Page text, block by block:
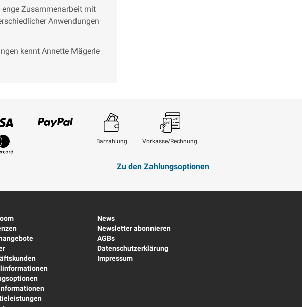
Zusammenarbeit mit
Anwendungen
kennt Annette Mägerle
Barzahlung Vorkasse/Rechnung
Zu den Zahlungsoptionen
News
Newsletter abonnieren
AGBs
Datenschutzerklärung
Impressum